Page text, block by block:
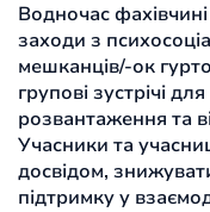
Водночас
заходи з
мешканців/-ок
групові зустрічі
розвантаження та
Учасники та
досвідом,
підтримку у